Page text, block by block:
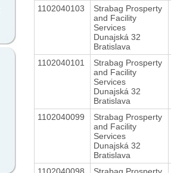
1102040103
Strabag Prosperty
and Facility
Services
Dunajská 32
Bratislava
1102040101
Strabag Prosperty
and Facility
Services
Dunajská 32
Bratislava
1102040099
Strabag Prosperty
and Facility
Services
Dunajská 32
Bratislava